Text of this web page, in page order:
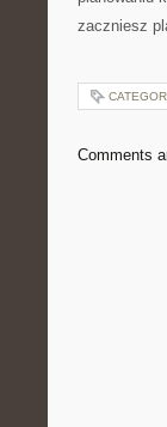
zaczniesz
Comments